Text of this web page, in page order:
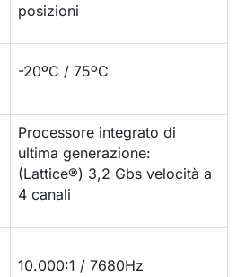
posizioni
-20ºC / 75ºC
Processore integrato di
ultima generazione:
(Lattice®) 3,2 Gbs velocità a
4 canali
10.000:1 / 7680Hz